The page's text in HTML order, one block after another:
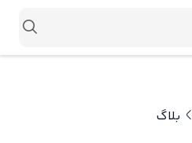
بلاگ